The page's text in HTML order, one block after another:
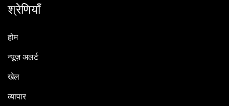
श्रेणियाँ
होम
न्यूज़ अलर्ट
खेल
व्यापार